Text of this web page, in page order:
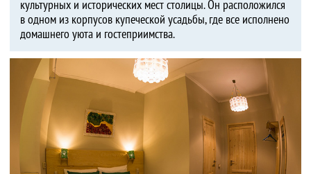
культурных и исторических мест столицы. Он расположился
в одном из корпусов купеческой усадьбы, где все исполнено
домашнего уюта и гостеприимства.